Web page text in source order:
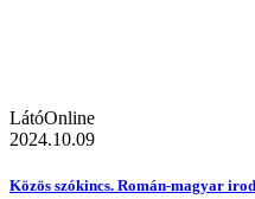
LátóOnline
2024.10.09
Közös szókincs. Román-magyar